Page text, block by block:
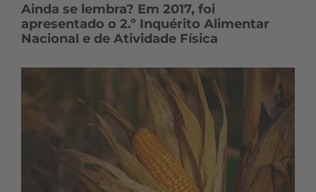
Ainda se lembra? Em 2017, foi
apresentado o 2.º Inquérito Alimentar
Nacional e de Atividade Física